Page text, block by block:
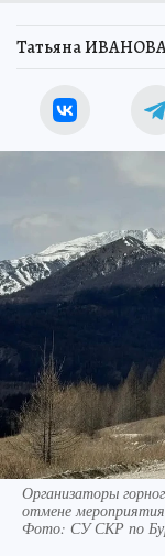
Татьяна
Организаторы
отмене
Фото: СУ СКР по